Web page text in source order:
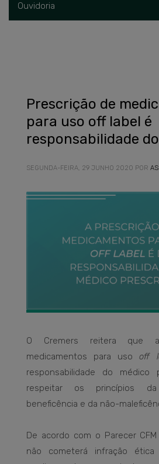
Ouvidoria
Prescrição de
para uso off label é
responsabilidade
SEGUNDA-FEIRA, 29 JUNHO 2020 POR
O Cremers reitera que
medicamentos para usooff
responsabilidade do médico
respeitar os princípios
beneficência e da não-
De acordo com o Parecer
não cometerá infração